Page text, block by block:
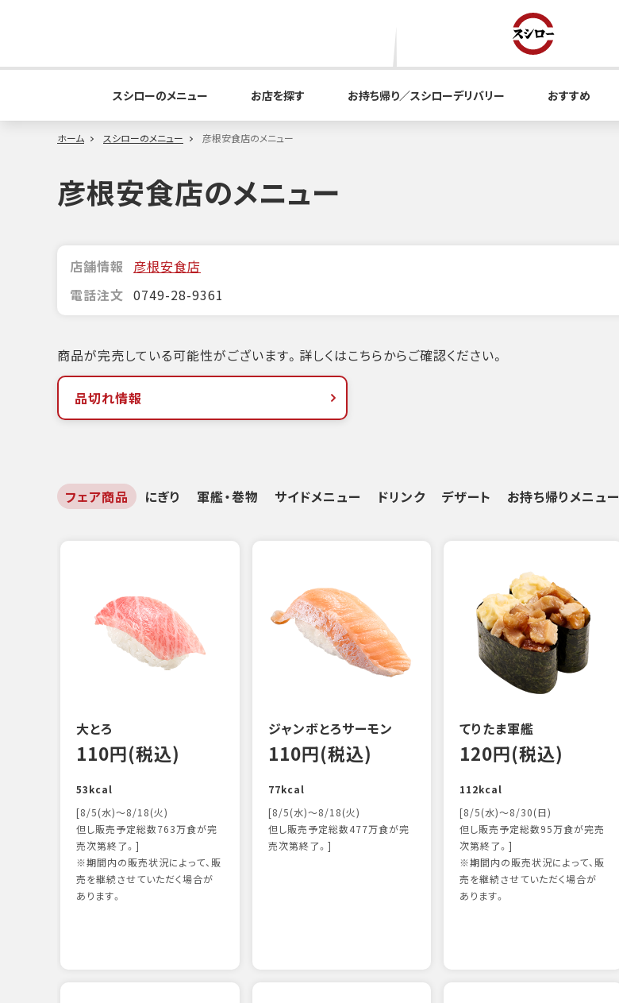
スシローのメニュー お店を探す お持ち帰り／スシローデリバリー おすすめ
ホーム スシローのメニュー 彦根安食店のメニュー
彦根安食店のメニュー
店舗情報 彦根安食店
電話注文 0749-28-9361
商品が完売している可能性がございます。詳しくはこちらからご確認ください。
品切れ情報
フェア商品 にぎり 軍艦・巻物 サイドメニュー ドリンク デザート お持ち帰りメニュー
大とろ
110円(税込)
53kcal
[8/5(水)～8/18(火)
但し販売予定総数763万食が完
売次第終了。]
※期間内の販売状況によって、販
売を継続させていただく場合が
あります。
ジャンボとろサーモン
110円(税込)
77kcal
[8/5(水)～8/18(火)
但し販売予定総数477万食が完
売次第終了。]
てりたま軍艦
120円(税込)
112kcal
[8/5(水)～8/30(日)
但し販売予定総数95万食が完売
次第終了。]
※期間内の販売状況によって、販
売を継続させていただく場合が
あります。